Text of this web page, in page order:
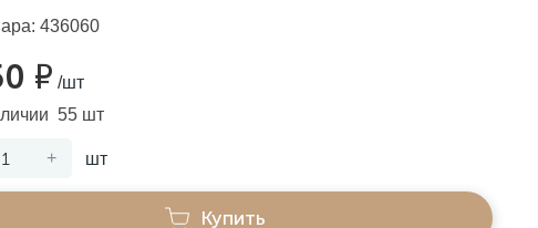
436060
₽ /шт
55 шт
+ шт
Купить